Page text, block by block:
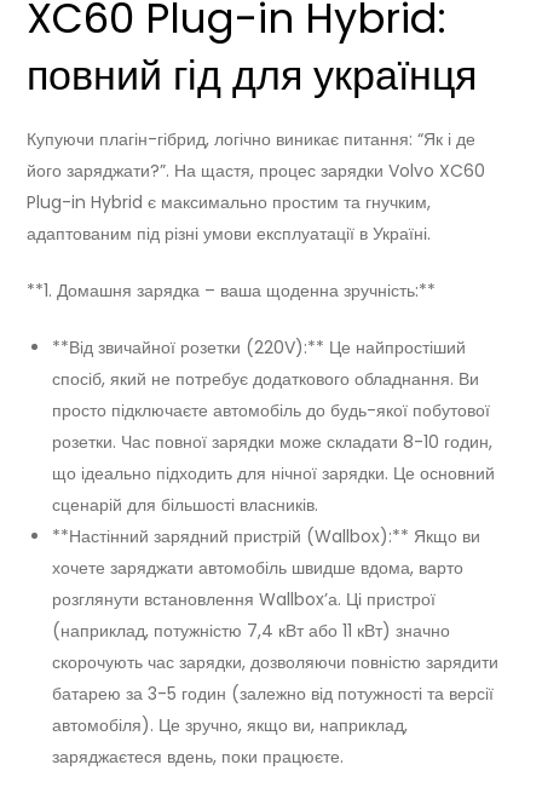
XC60 Plug-in Hybrid:
повний гід для українця
Купуючи плагін-гібрид, логічно виникає питання: “Як і де
його заряджати?”. На щастя, процес зарядки Volvo XC60
Plug-in Hybrid є максимально простим та гнучким,
адаптованим під різні умови експлуатації в Україні.
**1. Домашня зарядка – ваша щоденна зручність:**
**Від звичайної розетки (220V):** Це найпростіший
спосіб, який не потребує додаткового обладнання. Ви
просто підключаєте автомобіль до будь-якої побутової
розетки. Час повної зарядки може складати 8-10 годин,
що ідеально підходить для нічної зарядки. Це основний
сценарій для більшості власників.
**Настінний зарядний пристрій (Wallbox):** Якщо ви
хочете заряджати автомобіль швидше вдома, варто
розглянути встановлення Wallbox’а. Ці пристрої
(наприклад, потужністю 7,4 кВт або 11 кВт) значно
скорочують час зарядки, дозволяючи повністю зарядити
батарею за 3-5 годин (залежно від потужності та версії
автомобіля). Це зручно, якщо ви, наприклад,
заряджаєтеся вдень, поки працюєте.